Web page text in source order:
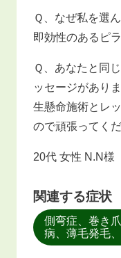
Ｑ、なぜ私を選
即効性のあるピ
Ｑ、あなたと同
ッセージがあり
生懸命施術とレ
ので頑張ってく
20代 女性 N.N様
関連する症状
側弯症、巻き
病、薄毛発毛